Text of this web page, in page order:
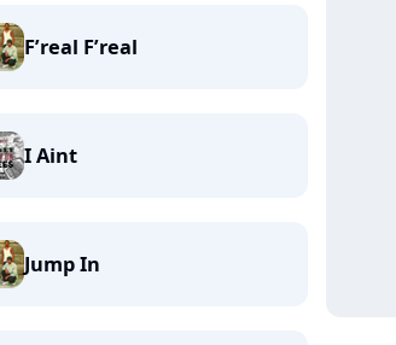
F’real F’real
I Aint
Jump In